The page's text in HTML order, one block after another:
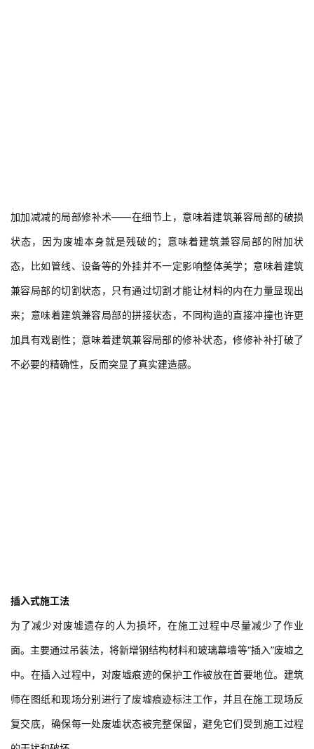
加加减减的局部修补术——在细节上，意味着建筑兼容局部的破损
状态，因为废墟本身就是残破的；意味着建筑兼容局部的附加状
态，比如管线、设备等的外挂并不一定影响整体美学；意味着建筑
兼容局部的切割状态，只有通过切割才能让材料的内在力量显现出
来；意味着建筑兼容局部的拼接状态，不同构造的直接冲撞也许更
加具有戏剧性；意味着建筑兼容局部的修补状态，修修补补打破了
不必要的精确性，反而突显了真实建造感。
插入式施工法
为了减少对废墟遗存的人为损坏，在施工过程中尽量减少了作业
面。主要通过吊装法，将新增钢结构材料和玻璃幕墙等“插入”废墟之
中。在插入过程中，对废墟痕迹的保护工作被放在首要地位。建筑
师在图纸和现场分别进行了废墟痕迹标注工作，并且在施工现场反
复交底，确保每一处废墟状态被完整保留，避免它们受到施工过程